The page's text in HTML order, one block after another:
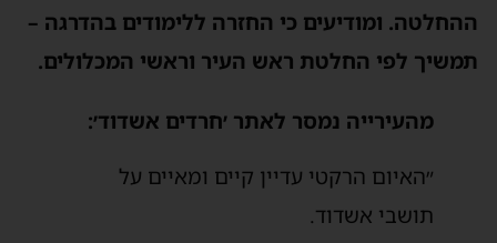
ההחלטה. ומודיעים כי החזרה ללימודים בהדרגה –
תמשיך לפי החלטת ראש העיר וראשי המכלולים.
מהעירייה נמסר לאתר ׳חרדים אשדוד׳:
״האיום הרקטי עדיין קיים ומאיים על
תושבי אשדוד.